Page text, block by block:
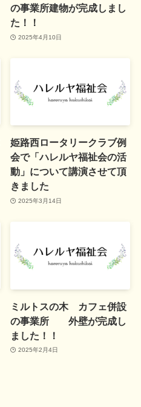
の事業所建物が完成しまし
た！！
2025年4月10日
姫路西ロータリークラブ例
会で「ハレルヤ福祉会の活
動」について講演させて頂
きました
2025年3月14日
ミルトスの木 カフェ併設
の事業所 外壁が完成し
ました！！
2025年2月4日